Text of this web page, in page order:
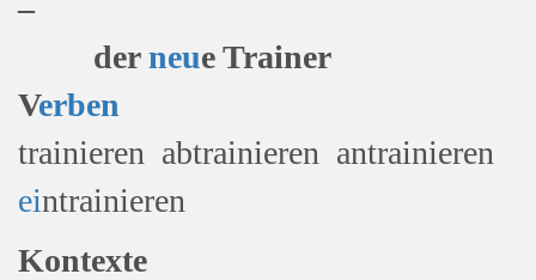
–
derneue Trainer
Verben
trainieren abtrainieren antrainieren
eintrainieren
Kontexte